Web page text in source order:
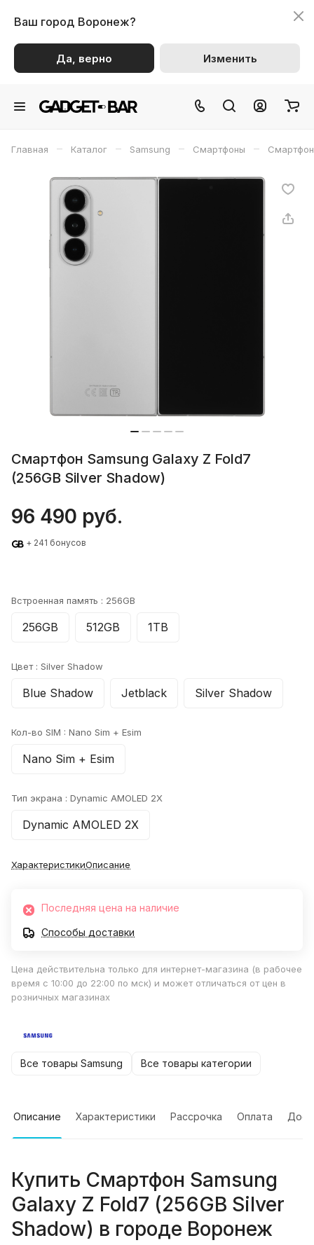
Ваш город Воронеж?
Да, верно Изменить
Главная – Каталог – Samsung – Смартфоны –
Смартфон Samsung Galaxy Z Fold7
(256GB Silver Shadow)
96 490 руб.
+ 241 бонусов
Встроенная память : 256GB
256GB 512GB 1TB
Цвет : Silver Shadow
Blue Shadow Jetblack Silver Shadow
Кол-во SIM : Nano Sim + Esim
Nano Sim + Esim
Тип экрана : Dynamic AMOLED 2X
Dynamic AMOLED 2X
ХарактеристикиОписание
Последняя цена на наличие
Способы доставки
Цена действительна только для интернет-магазина (в рабочее
время с 10:00 до 22:00 по мск) и может отличаться от цен в
розничных магазинах
Все товары Samsung Все товары категории
Описание Характеристики Рассрочка Оплата
Купить Смартфон Samsung
Galaxy Z Fold7 (256GB Silver
Shadow) в городе Воронеж